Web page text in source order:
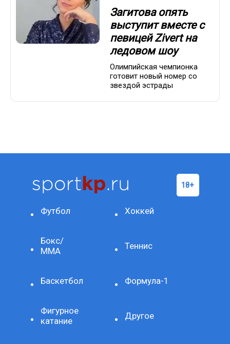
Загитова опять
выступит вместе с
певицей Zivert на
ледовом шоу
Олимпийская чемпионка
готовит новый номер со
звездой эстрады
Футбол Хоккей
Бокс/
ММА
Теннис
Баскетбол Формула-1
Фигурное
катание
Другое